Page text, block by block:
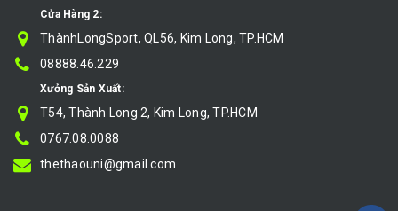
Cửa Hàng 2:
ThànhLongSport, QL56, Kim Long, TP.HCM
08888.46.229
Xưởng Sản Xuất:
T54, Thành Long 2, Kim Long, TP.HCM
0767.08.0088
thethaouni@gmail.com